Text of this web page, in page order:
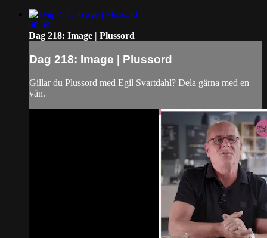
00:59
Dag 218: Image | Plussord
Dag 218: Image | Plussord
Gillar du Plussord med Egil Svartdahl? Dela gärna med en
vän.